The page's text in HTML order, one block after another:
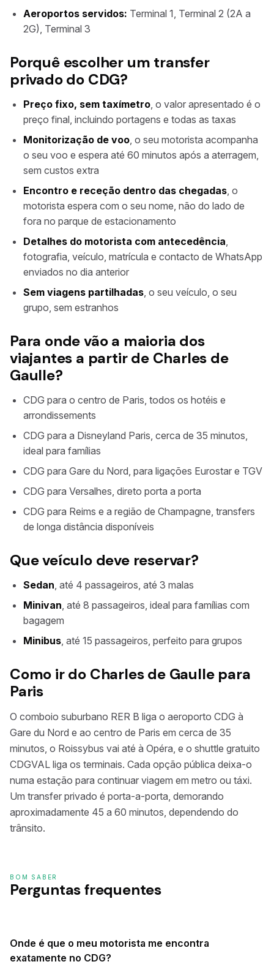
Aeroportos servidos: Terminal 1, Terminal 2 (2A a
2G), Terminal 3
Porquê escolher um transfer
privado do CDG?
Preço fixo, sem taxímetro, o valor apresentado é o
preço final, incluindo portagens e todas as taxas
Monitorização de voo, o seu motorista acompanha
o seu voo e espera até 60 minutos após a aterragem,
sem custos extra
Encontro e receção dentro das chegadas, o
motorista espera com o seu nome, não do lado de
fora no parque de estacionamento
Detalhes do motorista com antecedência,
fotografia, veículo, matrícula e contacto de WhatsApp
enviados no dia anterior
Sem viagens partilhadas, o seu veículo, o seu
grupo, sem estranhos
Para onde vão a maioria dos
viajantes a partir de Charles de
Gaulle?
CDG para o centro de Paris, todos os hotéis e
arrondissements
CDG para a Disneyland Paris, cerca de 35 minutos,
ideal para famílias
CDG para Gare du Nord, para ligações Eurostar e TGV
CDG para Versalhes, direto porta a porta
CDG para Reims e a região de Champagne, transfers
de longa distância disponíveis
Que veículo deve reservar?
Sedan, até 4 passageiros, até 3 malas
Minivan, até 8 passageiros, ideal para famílias com
bagagem
Minibus, até 15 passageiros, perfeito para grupos
Como ir do Charles de Gaulle para
Paris
O comboio suburbano RER B liga o aeroporto CDG à
Gare du Nord e ao centro de Paris em cerca de 35
minutos, o Roissybus vai até à Opéra, e o shuttle gratuito
CDGVAL liga os terminais. Cada opção pública deixa-o
numa estação para continuar viagem em metro ou táxi.
Um transfer privado é porta-a-porta, demorando
aproximadamente 45 a 60 minutos, dependendo do
trânsito.
BOM SABER
Perguntas frequentes
Onde é que o meu motorista me encontra
exatamente no CDG?